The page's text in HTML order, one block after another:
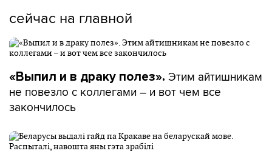
сейчас на главной
«Выпил и в драку полез». Этим айтишникам
не повезло с коллегами – и вот чем все
закончилось